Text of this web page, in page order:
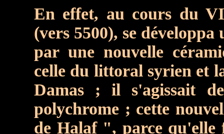
En effet, au cours du VI
(vers 5500), se
par une nouvelle
celle du littoral syrien et
Damas ; il s'agissait
polychrome ; cette
de Halaf ", parce qu'elle